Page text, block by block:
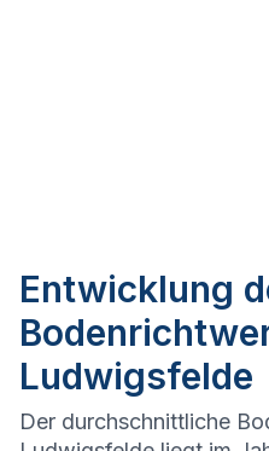
Entwicklung
Ludwigsfelde
Der durchschnittliche